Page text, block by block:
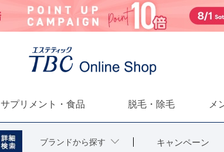
サプリメント・食品 脱毛・除毛 メ
ブランドから探す キャンペーン